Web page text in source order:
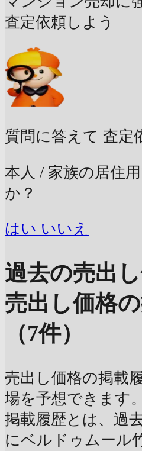
査定依頼しよう
質問に答えて 査定
本人 / 家族の居住
か？
はい いいえ
過去の売出
売出し価格
（7件）
売出し価格の掲載
場を予想できます。
掲載履歴とは、過
にベルドゥムール